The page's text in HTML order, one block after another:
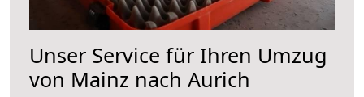
Unser Service für Ihren Umzug
von Mainz nach Aurich